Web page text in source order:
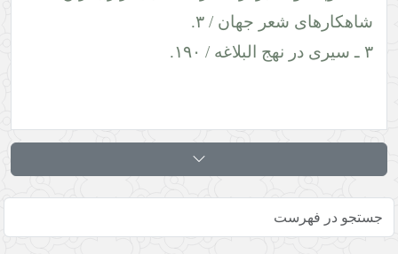
شاهکارهای شعر جهان / ٣.
٣ ـ سیری در نهج البلاغه / ١٩٠.